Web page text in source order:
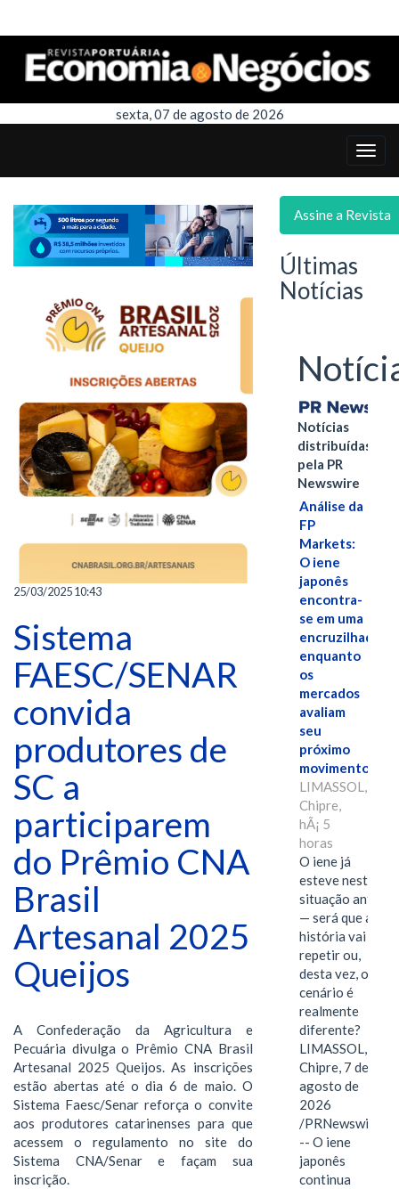
sexta, 07 de agosto de 2026
25/03/2025 10:43
Sistema
FAESC/SENAR
convida
produtores de
SC a
participarem
do Prêmio CNA
Brasil
Artesanal 2025
Queijos
A Confederação da Agricultura e
Pecuária divulga o Prêmio CNA Brasil
Artesanal 2025 Queijos. As inscrições
estão abertas até o dia 6 de maio. O
Sistema Faesc/Senar reforça o convite
aos produtores catarinenses para que
acessem o regulamento no site do
Sistema CNA/Senar e façam sua
inscrição.
Assine a Revista
Últimas
Notícias
Notícias
distribuídas
pela PR
Newswire
Análise da
FP
Markets:
O iene
japonês
encontra-
se em uma
encruzilhada
enquanto
os
mercados
avaliam
seu
próximo
movimento.
LIMASSOL,
Chipre,
hÃ¡ 5
horas
O iene já
esteve nesta
situação antes
— será que a
história vai se
repetir ou,
desta vez, o
cenário é
realmente
diferente?
LIMASSOL,
Chipre, 7 de
agosto de
2026
/PRNewswire/
-- O iene
japonês
continua